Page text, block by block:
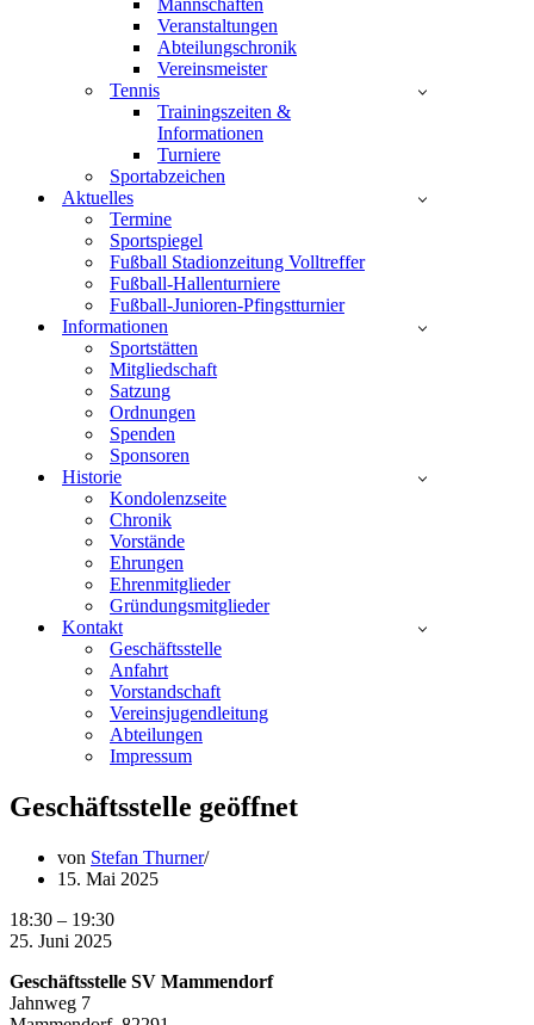
Mannschaften
Veranstaltungen
Abteilungschronik
Vereinsmeister
Tennis
Trainingszeiten &
Informationen
Turniere
Sportabzeichen
Aktuelles
Termine
Sportspiegel
Fußball Stadionzeitung Volltreffer
Fußball-Hallenturniere
Fußball-Junioren-Pfingstturnier
Informationen
Sportstätten
Mitgliedschaft
Satzung
Ordnungen
Spenden
Sponsoren
Historie
Kondolenzseite
Chronik
Vorstände
Ehrungen
Ehrenmitglieder
Gründungsmitglieder
Kontakt
Geschäftsstelle
Anfahrt
Vorstandschaft
Vereinsjugendleitung
Abteilungen
Impressum
Geschäftsstelle geöffnet
von Stefan Thurner
15. Mai 2025
Geschäftsstelle
geöffnet
18:30 – 19:30
25. Juni 2025
Geschäftsstelle SV Mammendorf
Jahnweg 7